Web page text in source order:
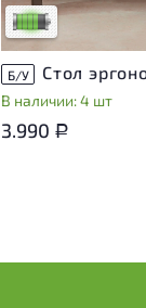
Низкая степень
Б/У
В наличии: 4 шт
3.990 Р